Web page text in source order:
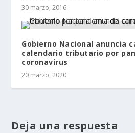
30 marzo, 2016
Gobierno Nacional anuncia
calendario tributario por
coronavirus
20 marzo, 2020
Deja una respuesta